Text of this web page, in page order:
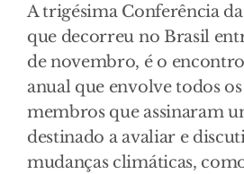
A trigésima Conferência
que decorreu no Brasil
de novembro, é o
anual que envolve todos os
membros que assinaram
destinado a avaliar e
mudanças climáticas,